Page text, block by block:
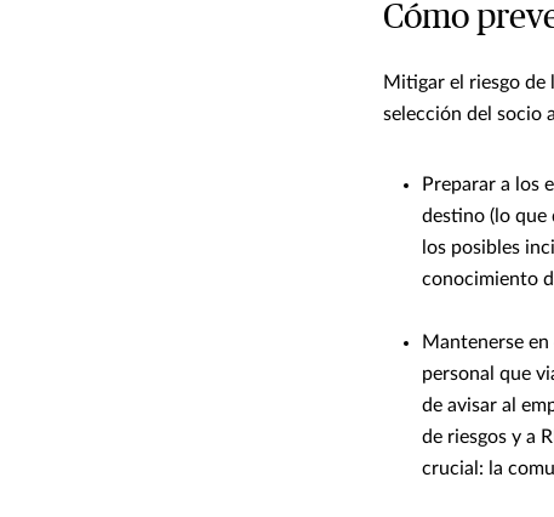
Cómo
Mitigar el riesgo de
selección del socio
Preparar a los
destino (lo que
los posibles
conocimiento
Mantenerse
personal que
de avisar al
de riesgos y a
crucial: la